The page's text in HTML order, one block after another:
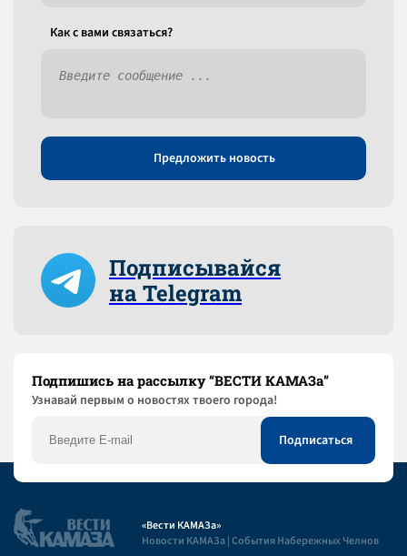
Как c вами связаться?
Предложить новость
Подписывайся
на Telegram
Подпишись на рассылку “ВЕСТИ КАМАЗа”
Узнaвай первым о новостях твоего города!
«Вести КАМАЗа»
Новости КАМАЗа | События Набережных Челнов